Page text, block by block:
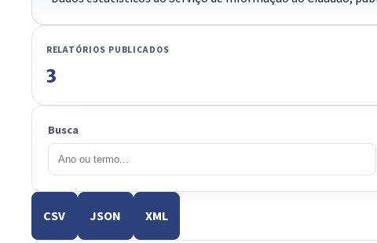
RELATÓRIOS PUBLICADOS
3
Busca
CSV JSON XML